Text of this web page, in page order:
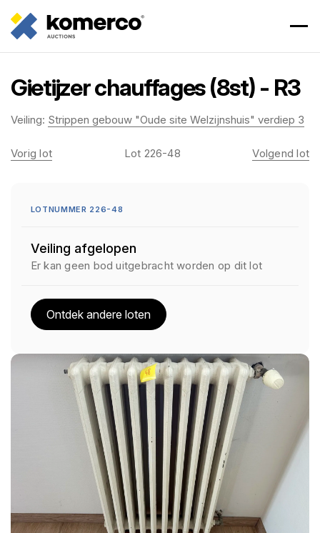
Gietijzer chauffages (8st) - R3
Veiling: Strippen gebouw "Oude site Welzijnshuis" verdiep 3
Vorig lot Lot 226-48 Volgend lot
LOTNUMMER 226-48
Veiling afgelopen
Er kan geen bod uitgebracht worden op dit lot
Ontdek andere loten